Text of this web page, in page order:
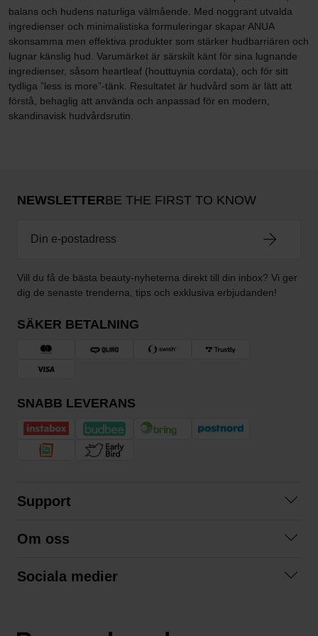
balans och hudens naturliga välmående. Med noggrant utvalda
ingredienser och minimalistiska formuleringar skapar ANUA
skonsamma men effektiva produkter som stärker hudbarriären och
lugnar känslig hud. Varumärket är särskilt känt för sina lugnande
ingredienser, såsom heartleaf (houttuynia cordata), och för sitt
tydliga ”less is more”-tänk. Resultatet är hudvård som är lätt att
förstå, behaglig att använda och anpassad för en modern,
skandinavisk hudvårdsrutin.
NEWSLETTERBE THE FIRST TO KNOW
Vill du få de bästa beauty-nyheterna direkt till din inbox? Vi ger
dig de senaste trenderna, tips och exklusiva erbjudanden!
SÄKER BETALNING
SNABB LEVERANS
Support
Köpvillkor
Om oss
Sociala medier